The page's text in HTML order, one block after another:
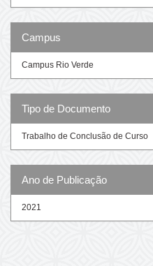
Campus
Campus Rio Verde
Tipo de Documento
Trabalho de Conclusão de Curso
Ano de Publicação
2021